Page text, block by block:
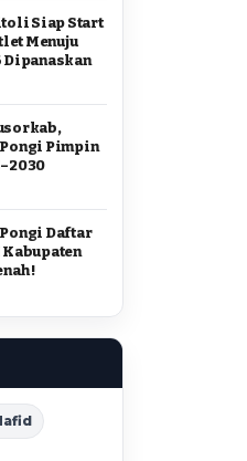
Siap Start
Menuju
Dipanaskan
Pongi Pimpin
Pongi Daftar
Kabupaten
!